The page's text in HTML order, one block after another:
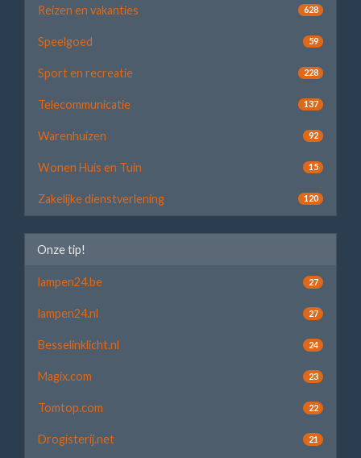
Reizen en vakanties 628
Speelgoed 59
Sport en recreatie 228
Telecommunicatie 137
Warenhuizen 92
Wonen Huis en Tuin 15
Zakelijke dienstverlening 120
Onze tip!
lampen24.be 27
lampen24.nl 27
Besselinklicht.nl 24
Magix.com 23
Tomtop.com 22
Drogisterij.net 21